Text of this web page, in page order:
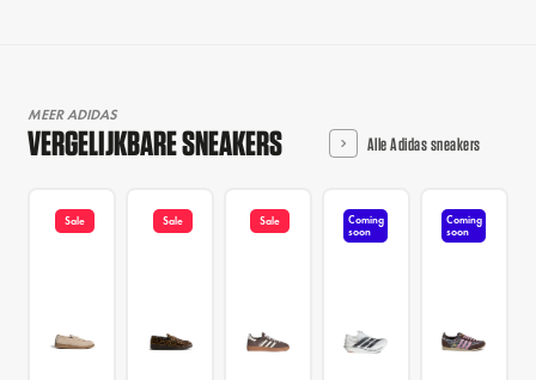
MEER ADIDAS
VERGELIJKBARE SNEAKERS Alle Adidas sneakers
Sale Sale Sale
Coming
soon
Coming
soon